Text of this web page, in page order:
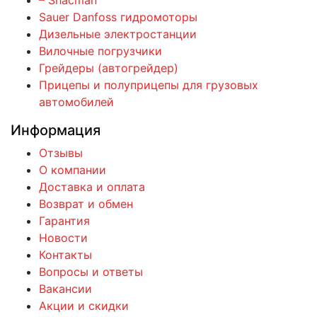
Sauer Danfoss гидромоторы
Дизельные электростанции
Вилочные погрузчики
Грейдеры (автогрейдер)
Прицепы и полуприцепы для грузовых
автомобилей
Информация
Отзывы
О компании
Доставка и оплата
Возврат и обмен
Гарантия
Новости
Контакты
Вопросы и ответы
Вакансии
Акции и скидки